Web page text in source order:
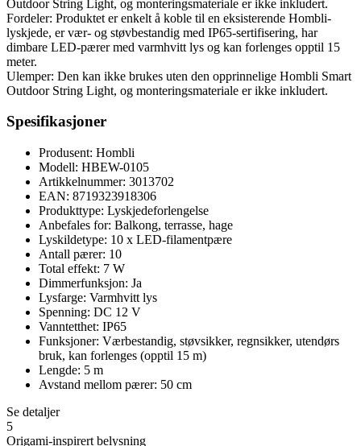
Outdoor String Light, og monteringsmateriale er ikke inkludert.
Fordeler: Produktet er enkelt å koble til en eksisterende Hombli-
lyskjede, er vær- og støvbestandig med IP65-sertifisering, har
dimbare LED-pærer med varmhvitt lys og kan forlenges opptil 15
meter.
Ulemper: Den kan ikke brukes uten den opprinnelige Hombli Smart
Outdoor String Light, og monteringsmateriale er ikke inkludert.
Spesifikasjoner
Produsent: Hombli
Modell: HBEW-0105
Artikkelnummer: 3013702
EAN: 8719323918306
Produkttype: Lyskjedeforlengelse
Anbefales for: Balkong, terrasse, hage
Lyskildetype: 10 x LED-filamentpære
Antall pærer: 10
Total effekt: 7 W
Dimmerfunksjon: Ja
Lysfarge: Varmhvitt lys
Spenning: DC 12 V
Vanntetthet: IP65
Funksjoner: Værbestandig, støvsikker, regnsikker, utendørs
bruk, kan forlenges (opptil 15 m)
Lengde: 5 m
Avstand mellom pærer: 50 cm
Se detaljer
5
Origami-inspirert belysning